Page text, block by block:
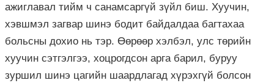
ажиглавал тийм ч санамсаргүй зүйл биш. Хуучин,
хэвшмэл загвар шинэ бодит байдалдаа багтахаа
больсны дохио нь тэр. Өөрөөр хэлбэл, улс төрийн
хуучин сэтгэлгээ, хоцрогдсон арга барил, буруу
зуршил шинэ цагийн шаардлагад хүрэхгүй болсон